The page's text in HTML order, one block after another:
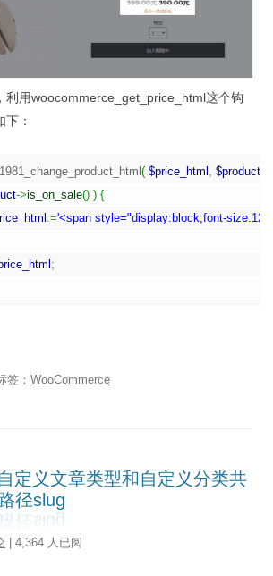
利用woocommerce_get_price_html这个钩
：
( $price_html $product
->is_on_sale() ) {
.='<span style="display:block;font-
;
签： WooCommerce
定义文章类型和自定义分类共
径slug
| 4,364 人已阅